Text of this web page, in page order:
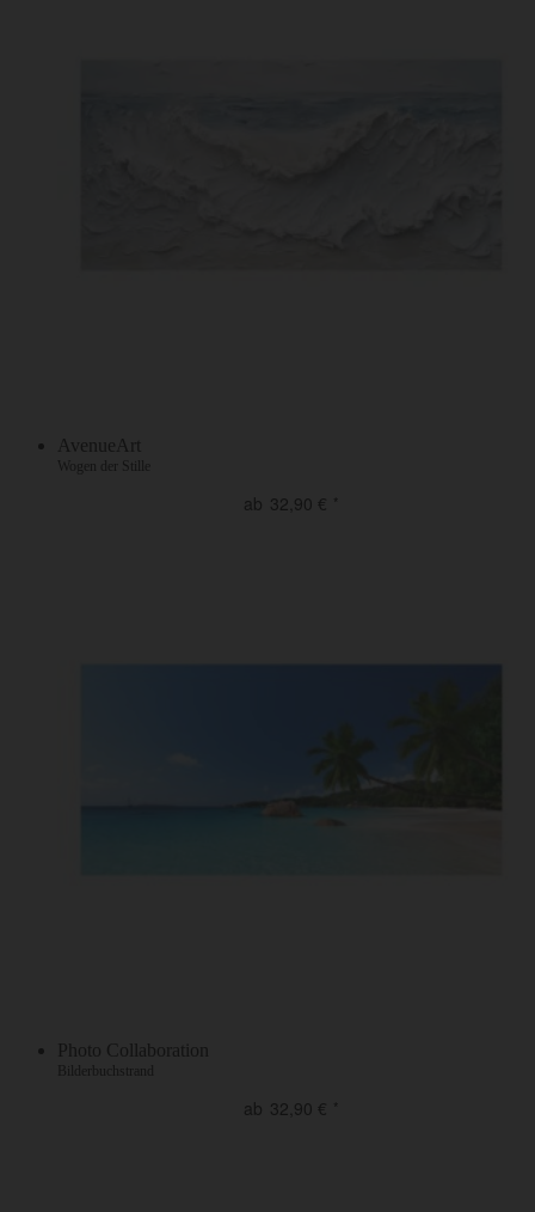
AvenueArt
Wogen der Stille
ab 32,90 €
Photo Collaboration
Bilderbuchstrand
ab 32,90 €